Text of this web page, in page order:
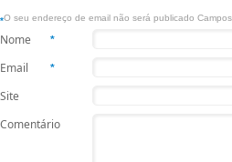
O seu endereço de email não será publicado
*
Nome *
Email *
Site
Comentário